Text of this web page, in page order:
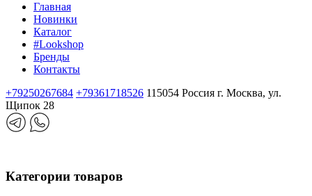
Главная
Новинки
Каталог
#Lookshop
Бренды
Контакты
+79250267684 +79361718526 115054 Россия г. Москва, ул.
Щипок 28
Категории товаров